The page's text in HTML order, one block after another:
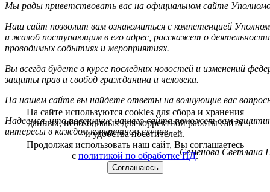
Мы рады приветствовать вас на официальном сайте
Наш сайт позволит вам ознакомиться с компетенцией
и жалоб поступающим в его адрес, расскажет о
проводимых событиях и мероприятиях.
Вы всегда будете в курсе последних новостей и изменений
защиты прав и свобод гражданина и человека.
На нашем сайте вы найдете ответы на волнующие вас
Надеемся, что посещение нашего сайта поможет вам
интересы в каждом конкретном случае.
Семенова Светлана
На сайте используются cookies для сбора и хранения
данных, необходимых для корректной работы сайта
и удобства посетителей.
Продолжая использовать наш сайт, Вы соглашаетесь
с политикой по обработке ПД.
Соглашаюсь